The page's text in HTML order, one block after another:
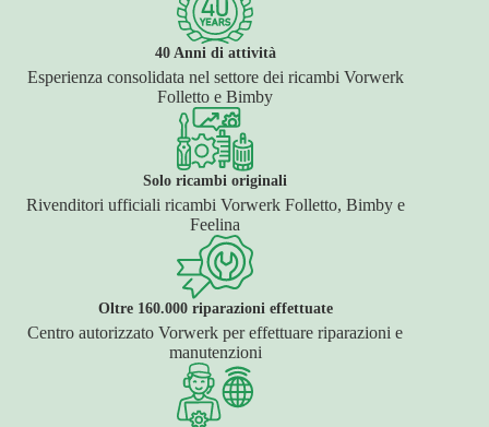
40 Anni di attività
Esperienza consolidata nel settore dei ricambi Vorwerk
Folletto e Bimby
Solo ricambi originali
Rivenditori ufficiali ricambi Vorwerk Folletto, Bimby e
Feelina
Oltre 160.000 riparazioni effettuate
Centro autorizzato Vorwerk per effettuare riparazioni e
manutenzioni